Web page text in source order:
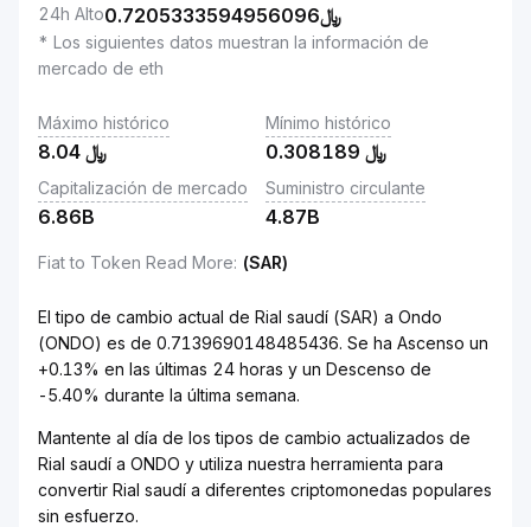
24h Alto ﷼0.7205333594956096
* Los siguientes datos muestran la información de
mercado de eth
Máximo histórico
﷼ 8.04
Mínimo histórico
﷼ 0.308189
Capitalización de mercado
6.86B
Suministro circulante
4.87B
Fiat to Token Read More: (SAR)
El tipo de cambio actual de Rial saudí (SAR) a Ondo
(ONDO) es de 0.7139690148485436. Se ha Ascenso un
+0.13% en las últimas 24 horas y un Descenso de
-5.40% durante la última semana.
Mantente al día de los tipos de cambio actualizados de
Rial saudí a ONDO y utiliza nuestra herramienta para
convertir Rial saudí a diferentes criptomonedas populares
sin esfuerzo.